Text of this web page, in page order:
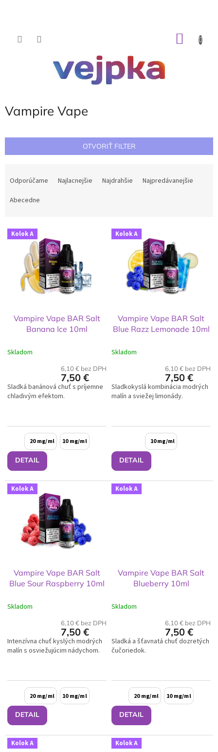
Vampire Vape
OTVORIŤ FILTER
aOdporúčame Najlacnejšie Najdrahšie
Najpredávanejšie
Abecedne
V
ý
t
Kolok A
Vampire Vape BAR Salt
Banana Ice 10ml
Skladom
6,10 € bez DPH
7,50 €
DETAIL
Sladká banánová chuť s príjemne
chladivým efektom.
20 mg/ml 10 mg/ml
Kolok A
Vampire Vape BAR Salt
Blue Razz Lemonade 10ml
Skladom
6,10 € bez DPH
7,50 €
DETAIL
Sladkokyslá kombinácia modrých
malín a sviežej limonády.
10 mg/ml
Kolok A
Vampire Vape BAR Salt
Blue Sour Raspberry 10ml
Skladom
6,10 € bez DPH
7,50 €
DETAIL
Intenzívna chuť kyslých modrých
malín s osviežujúcim nádychom.
20 mg/ml 10 mg/ml
Kolok A
Vampire Vape BAR Salt
Blueberry 10ml
Skladom
6,10 € bez DPH
7,50 €
DETAIL
Sladká a šťavnatá chuť dozretých
čučoriedok.
20 mg/ml 10 mg/ml
Kolok A Kolok A